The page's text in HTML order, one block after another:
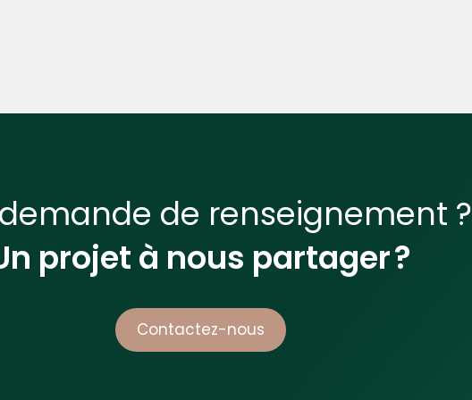
de renseignement ?
projet à nous partager ?
Contactez-nous